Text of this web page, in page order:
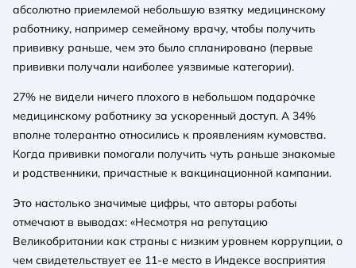
абсолютно приемлемой небольшую взятку медицинскому
работнику, например семейному врачу, чтобы получить
прививку раньше, чем это было спланировано (первые
прививки получали наиболее уязвимые категории).
27% не видели ничего плохого в небольшом подарочке
медицинскому работнику за ускоренный доступ. А 34%
вполне толерантно относились к проявлениям кумовства.
Когда прививки помогали получить чуть раньше знакомые
и родственники, причастные к вакцинационной кампании.
Это настолько значимые цифры, что авторы работы
отмечают в выводах: «Несмотря на репутацию
Великобритании как страны с низким уровнем коррупции, о
чем свидетельствует ее 11-е место в Индексе восприятия